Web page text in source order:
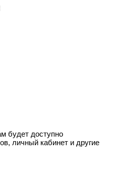
будет доступно
личный кабинет и другие